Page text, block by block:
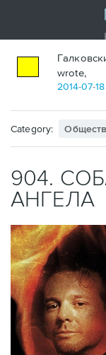
wrote,
2014-07-18
Category:
904.
АНГЕЛА